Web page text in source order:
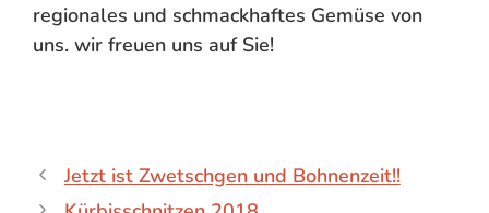
regionales und schmackhaftes Gemüse von
uns. wir freuen uns auf Sie!
Jetzt ist Zwetschgen und Bohnenzeit!!